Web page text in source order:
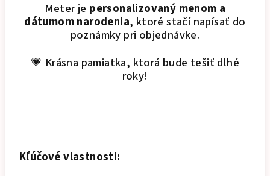
Meter je personalizovaný menom a
dátumom narodenia, ktoré stačí napísať do
poznámky pri objednávke.
💗 Krásna pamiatka, ktorá bude tešiť dlhé
roky!
Kľúčové vlastnosti: